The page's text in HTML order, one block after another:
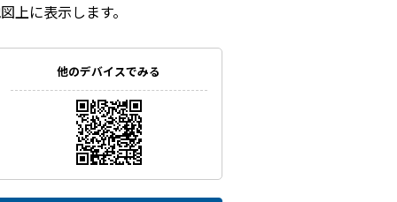
上に表示します。
他のデバイスでみる